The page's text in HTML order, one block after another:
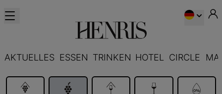
AKTUELLES ESSEN TRINKEN HOTEL CIRCLE